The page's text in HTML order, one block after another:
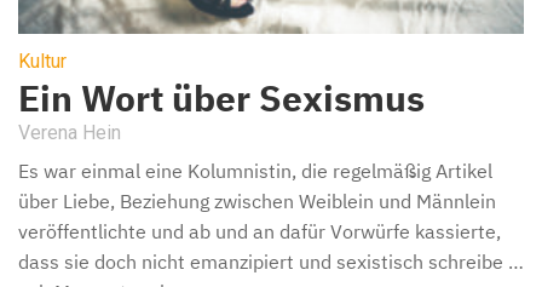
Kultur
Ein Wort über Sexismus
Verena Hein
Es war einmal eine Kolumnistin, die regelmäßig Artikel
über Liebe, Beziehung zwischen Weiblein und Männlein
veröffentlichte und ab und an dafür Vorwürfe kassierte,
dass sie doch nicht emanzipiert und sexistisch schreibe …